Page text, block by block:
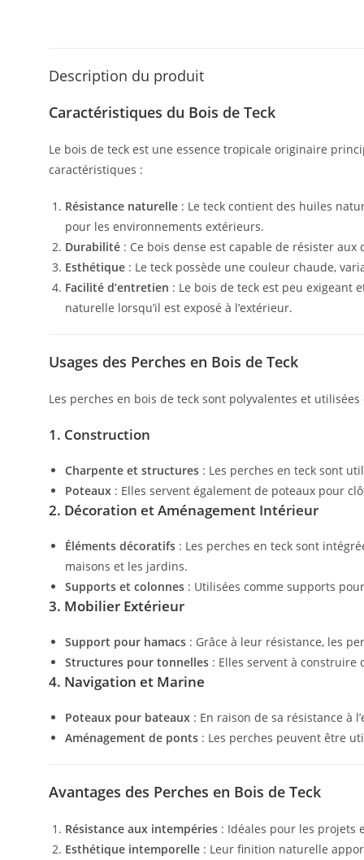
Description du produit
Caractéristiques du Bois de Teck
Le bois de teck est une essence tropicale originaire
caractéristiques :
Résistance naturelle : Le teck contient des huiles
pour les environnements extérieurs.
Durabilité : Ce bois dense est capable de résister
Esthétique : Le teck possède une couleur chaude,
Facilité d’entretien : Le bois de teck est peu exigeant
naturelle lorsqu’il est exposé à l’extérieur.
Usages des Perches en Bois de Teck
Les perches en bois de teck sont polyvalentes et
1. Construction
Charpente et structures : Les perches en teck sont
Poteaux : Elles servent également de poteaux pour
2. Décoration et Aménagement Intérieur
Éléments décoratifs : Les perches en teck sont
maisons et les jardins.
Supports et colonnes : Utilisées comme supports
3. Mobilier Extérieur
Support pour hamacs : Grâce à leur résistance, les
Structures pour tonnelles : Elles servent à
4. Navigation et Marine
Poteaux pour bateaux : En raison de sa résistance à
Aménagement de ponts : Les perches peuvent être
Avantages des Perches en Bois de Teck
Résistance aux intempéries : Idéales pour les projets
Esthétique intemporelle : Leur finition naturelle